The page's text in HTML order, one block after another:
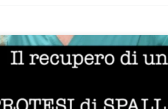
Protesi di spalla: il recupero – Prof. Francesco
Unicamillus Il recupero da una protesi di spalla